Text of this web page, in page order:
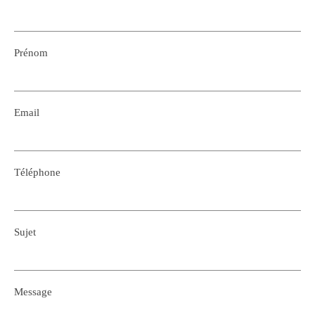
Prénom
Email
Téléphone
Sujet
Message